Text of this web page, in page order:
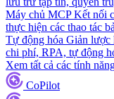
Máy chủ MCP Kết nối
thực hiện các thao tác
Tự động hóa Giản lược
chi phí, RPA, tự động
Xem tất cả các tính
CoPilot